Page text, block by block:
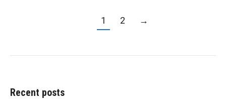
1 2 →
Recent posts